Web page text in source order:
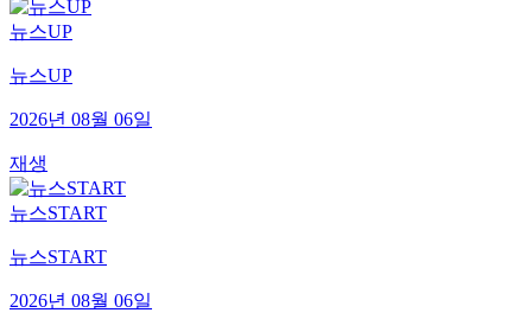
뉴스UP
뉴스UP
2026년 08월 06일
재생
뉴스START
뉴스START
2026년 08월 06일